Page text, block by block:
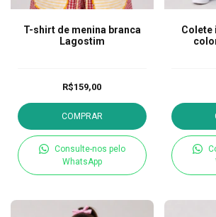
T-shirt de menina branca
Lagostim
R$159,00
COMPRAR
Consulte-nos pelo
WhatsApp
Colete